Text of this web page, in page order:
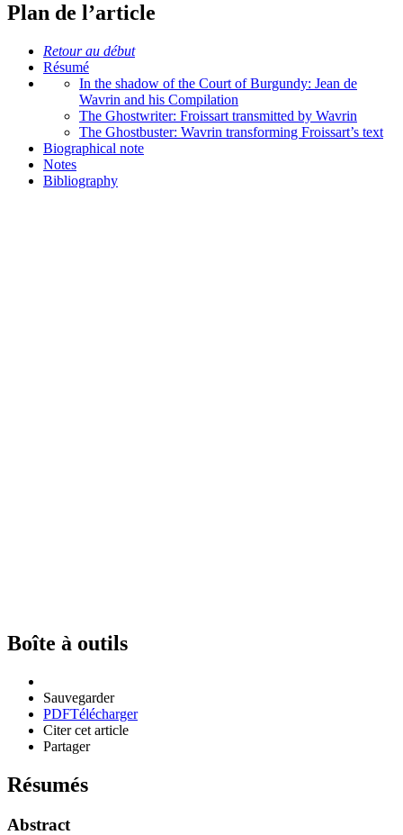
Plan de l’article
Retour au début
Résumé
In the shadow of the Court of Burgundy: Jean de
Wavrin and his Compilation
The Ghostwriter: Froissart transmitted by Wavrin
The Ghostbuster: Wavrin transforming Froissart’s text
Biographical note
Notes
Bibliography
Boîte à outils
Sauvegarder
PDFTélécharger
Citer cet article
Partager
Résumés
Abstract